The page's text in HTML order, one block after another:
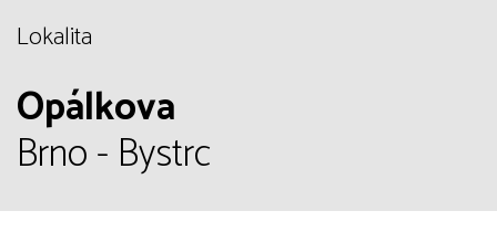
Lokalita
Opálkova
Brno - Bystrc